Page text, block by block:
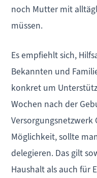
noch Mutter mit
müssen.
Es empfiehlt sich,
Bekannten und
konkret um
Wochen nach der
Versorgungsnetzwerk
Möglichkeit, sollte
delegieren. Das gilt
Haushalt als auch für